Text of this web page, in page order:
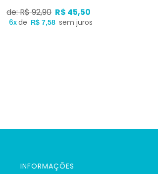
de: R$ 92,90 R$ 45,50
6xde R$ 7,58 sem juros
INFORMAÇÕES